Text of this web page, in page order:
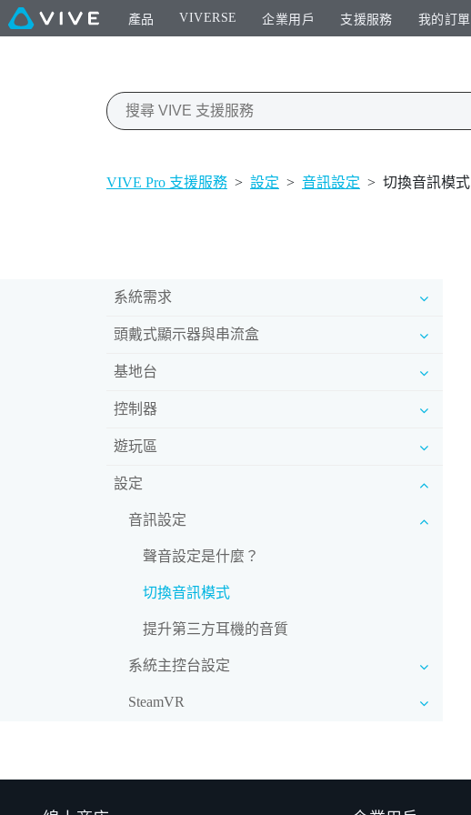
產品 VIVERSE 企業用戶 支援服務 我的訂單
VIVE Pro 支援服務 > 設定 > 音訊設定 > 切換音訊模式
系統需求
頭戴式顯示器與串流盒
基地台
控制器
遊玩區
設定
音訊設定
聲音設定是什麼？
切換音訊模式
提升第三方耳機的音質
系統主控台設定
SteamVR